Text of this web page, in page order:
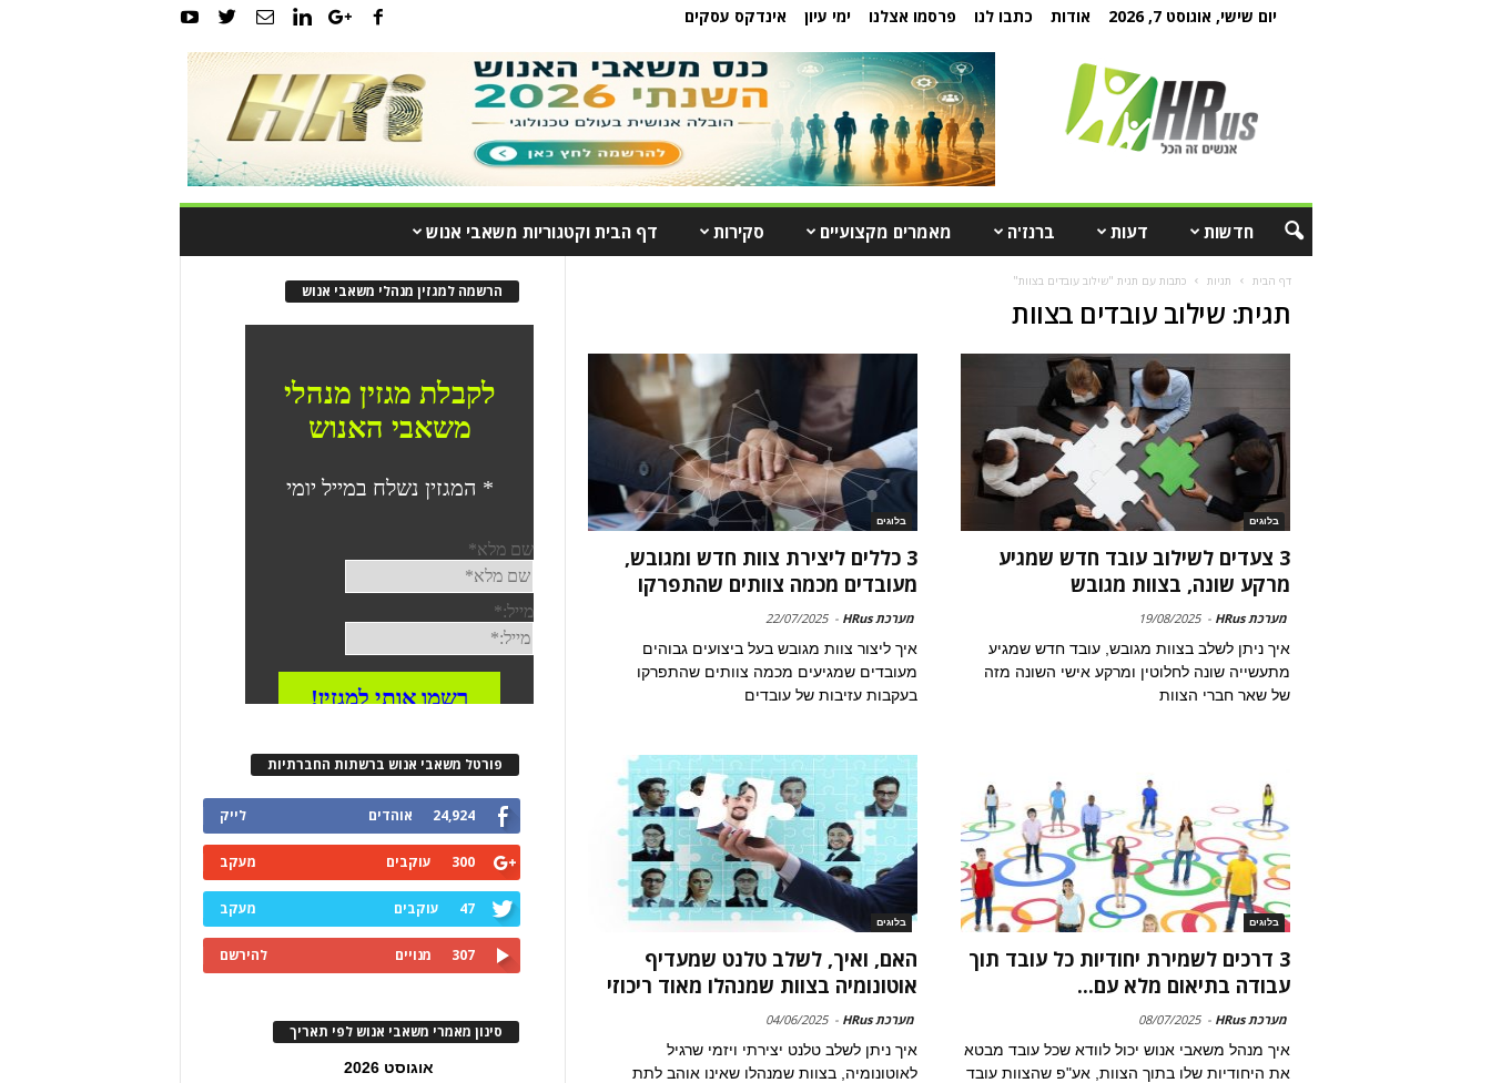
יום שישי, אוגוסט 7, 2026 אודות כתבו לנו פרסמו אצלנו ימי עיון אינדקס עסקים
חדשות דעות ברנז'ה מאמרים מקצועיים סקירות דף הבית וקטגוריות משאבי אנוש
דף הבית תגיות כתבות עם תגית "שילוב עובדים בצוות"
תגית: שילוב עובדים בצוות
בלוגים
3 צעדים לשילוב עובד חדש שמגיע
מרקע שונה, בצוות מגובש
מערכת HRus -
19/08/2025
איך ניתן לשלב בצוות מגובש, עובד חדש שמגיע
מתעשייה שונה לחלוטין ומרקע אישי השונה מזה
של שאר חברי הצוות
בלוגים
3 כללים ליצירת צוות חדש ומגובש,
מעובדים מכמה צוותים שהתפרקו
מערכת HRus -
22/07/2025
איך ליצור צוות מגובש בעל ביצועים גבוהים
מעובדים שמגיעים מכמה צוותים שהתפרקו
בעקבות עזיבות של עובדים
בלוגים
3 דרכים לשמירת יחודיות כל עובד תוך
עבודה בתיאום מלא עם...
מערכת HRus -
08/07/2025
איך מנהל משאבי אנוש יכול לוודא שכל עובד מבטא
את היחודיות שלו בתוך הצוות, אע"פ שהצוות עובד
בלוגים
האם, ואיך, לשלב טלנט שמעדיף
אוטונומיה בצוות שמנהלו מאוד ריכוזי
מערכת HRus -
04/06/2025
איך ניתן לשלב טלנט יצירתי ויזמי שרגיל
לאוטונומיה, בצוות שמנהלו שאינו אוהב לתת
הרשמה למגזין מנהלי משאבי אנוש
פורטל משאבי אנוש ברשתות החברתיות
24,924 אוהדים לייק
300 עוקבים מעקב
47 עוקבים מעקב
307 מנויים להירשם
סינון מאמרי משאבי אנוש לפי תאריך
אוגוסט 2026